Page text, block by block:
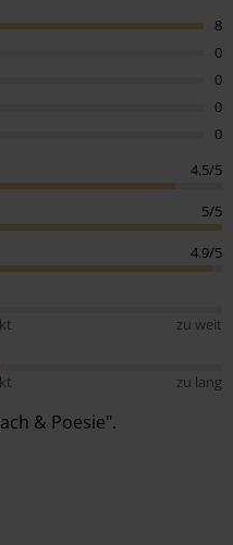
8
0
0
0
0
4.5/5
5/5
4.9/5
zu weit
zu lang
& Poesie".